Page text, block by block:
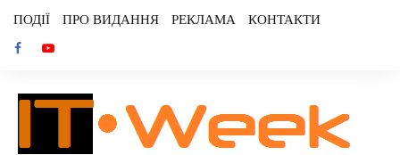
content
ПОДІЇ ПРО ВИДАННЯ РЕКЛАМА КОНТАКТИ